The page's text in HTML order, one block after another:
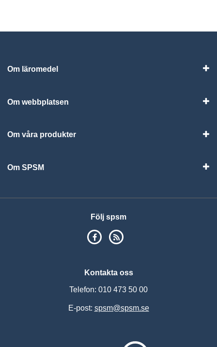
Om läromedel
Om webbplatsen
Om våra produkter
Om SPSM
Följ spsm
SPSM på Facebook
Kontakta oss
Telefon: 010 473 50 00
E-post: spsm@spsm.se